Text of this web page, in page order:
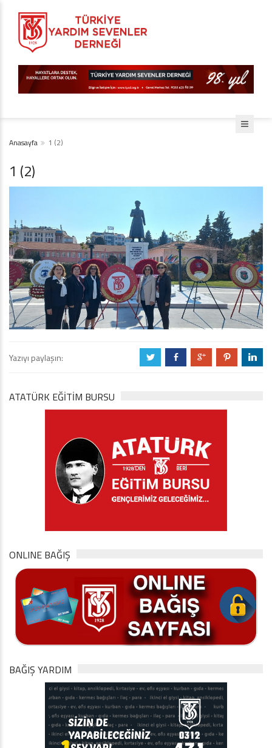
Anasayfa 1 (2)
1 (2)
Yazıyı paylaşın: a b c d j
ATATÜRK EĞITIM BURSU
ONLINE BAĞIŞ
BAĞIŞ YARDIM